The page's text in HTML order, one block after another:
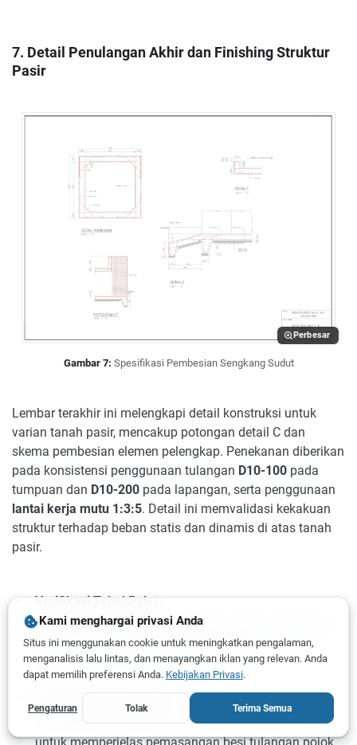
7. Detail Penulangan Akhir dan Finishing Struktur
Pasir
Perbesar
Gambar 7: Spesifikasi Pembesian Sengkang Sudut
Lembar terakhir ini melengkapi detail konstruksi untuk
varian tanah pasir, mencakup potongan detail C dan
skema pembesian elemen pelengkap. Penekanan diberikan
pada konsistensi penggunaan tulangan D10-100 pada
tumpuan dan D10-200 pada lapangan, serta penggunaan
lantai kerja mutu 1:3:5. Detail ini memvalidasi kekakuan
struktur terhadap beban statis dan dinamis di atas tanah
pasir.
Verifikasi Tebal Pelat
Mengonfirmasi dimensi ketebalan elemen dinding dan
lantai agar memenuhi syarat kapasitas lentur dan
tahanan terhadap geser pons.
Detail Penulangan Sudut
Memperbesar tampilan areahaunch150x150 mm
Kami menghargai privasi Anda
Situs ini menggunakan cookie untuk meningkatkan pengalaman,
menganalisis lalu lintas, dan menayangkan iklan yang relevan. Anda
dapat memilih preferensi Anda. Kebijakan Privasi.
Pengaturan Tolak Terima Semua